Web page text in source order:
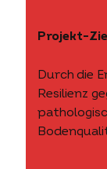
Projekt-
Durch die
Resilienz